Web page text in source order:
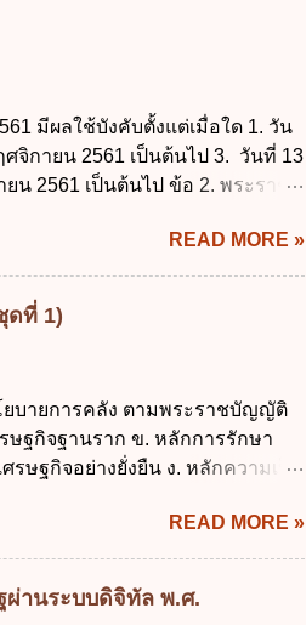
มีผลใช้บังคับตั้งแต่เมื่อใด 1. วัน
จิกายน 2561 เป็นต้นไป 3. วันที่ 13
น 2561 เป็นต้นไป ข้อ 2. พระราช
วิธีการงบประมาณ (ฉบับที่ 3) พ.ศ.
6) พ.ศ. 2544 4. ประกาศของ
ข้อ 3. ข้อใดไม่ถูกต้อง 1. นายก
าชบัญญัติวิธีการงบประมาณ พ.ศ.
ทรวงการคลังมีหน้าที่ควบคุมการ
วจสอบได้ ข้อ 4. พระราชบัญญัติวิธี
READ MORE »
ดที่ 1)
ยบายการคลัง ตามพระราชบัญญัติ
ษฐกิจฐานราก ข. หลักการรักษา
รษฐกิจอย่างยั่งยืน ง. หลักความเป็น
อใด ก. ไม่เกินร้อยละ 5 ข. ไม่เกิน
ข้อ 3 กฎหมายว่าด้วยวินัยการเงิน
ที่ให้จัดเก็บภาษีอากรหรือค่า
การนำไปใช้จ่ายตามวัตถุประสงค์
READ MORE »
ผ่านระบบดิจิทัล พ.ศ.